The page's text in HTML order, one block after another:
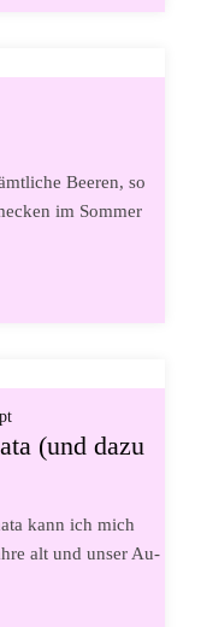
Beeren, so
im Sommer
(und dazu
kann ich mich
alt und unser Au-